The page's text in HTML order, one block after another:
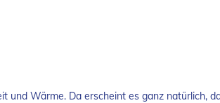
und Wärme. Da erscheint es ganz natürlich,